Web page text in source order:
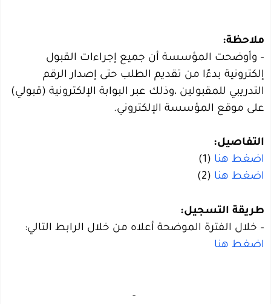
ملاحظة:
– وأوضحت المؤسسة أن جميع إجراءات القبول
إلكترونية بدءًا من تقديم الطلب حتى إصدار الرقم
التدريبي للمقبولين ،وذلك عبر البوابة الإلكترونية (قبولي)
على موقع المؤسسة الإلكتروني.
التفاصيل:
اضغط هنا (1)
اضغط هنا (2)
طريقة التسجيل:
– خلال الفترة الموضحة أعلاه من خلال الرابط التالي:
اضغط هنا
-‏